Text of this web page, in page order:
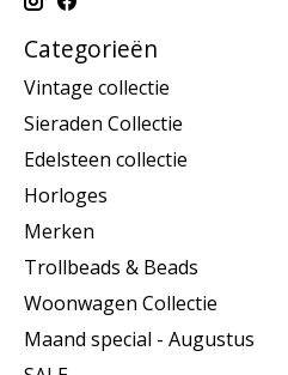
Categorieën
Vintage collectie
Sieraden Collectie
Edelsteen collectie
Horloges
Merken
Trollbeads & Beads
Woonwagen Collectie
Maand special - Augustus